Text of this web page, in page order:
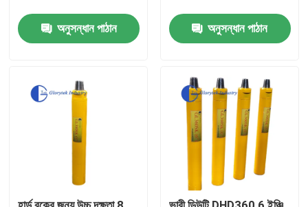
কারখানা ভ্রমণ
অনুসন্ধান পাঠান অনুসন্ধান পাঠান